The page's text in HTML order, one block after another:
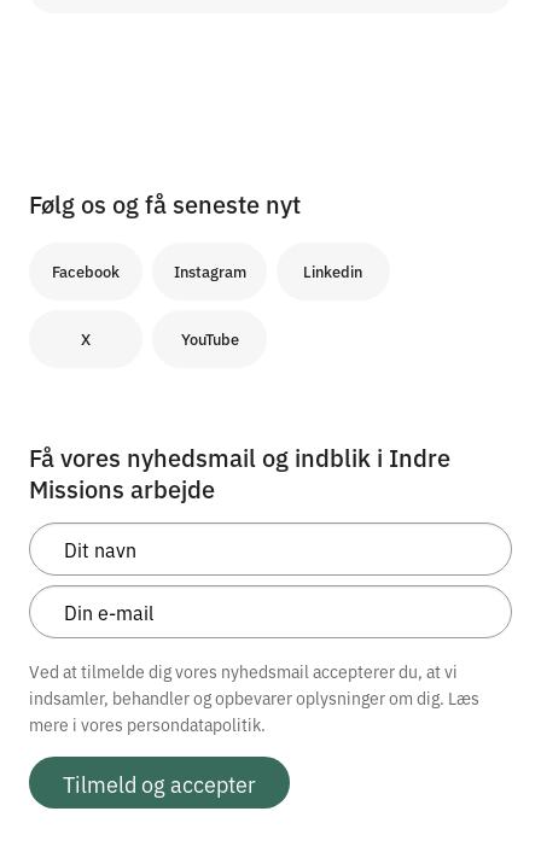
Følg os og få seneste nyt
Facebook Instagram Linkedin
X YouTube
Få vores nyhedsmail og indblik i Indre
Missions arbejde
Ved at tilmelde dig vores nyhedsmail accepterer du, at vi
indsamler, behandler og opbevarer oplysninger om dig. Læs
mere i vores persondatapolitik.
Tilmeld og accepter